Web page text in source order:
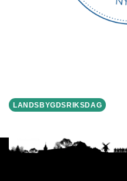
LANDSBYGDSRIKSDAG